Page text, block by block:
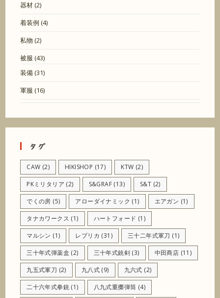
器材(2)
着装例 (4)
私物 (2)
被服 (43)
装備(31)
軍服 (16)
タグ
CAW (2) HIKISHOP (17) KTW (2)
PKミリタリア (2) S&GRAF (13) S&T (2)
でくの房 (5) アローダイナミック (1) エアガン (1)
タナカワークス (1) ハートフォード (1)
マルシン (1) レプリカ (31) 三十二年式軍刀 (1)
三十年式弾薬盒 (2) 三十年式銃剣 (3) 中田商店 (11)
九五式軍刀 (2) 九八式 (9) 九六式 (2)
二十六年式拳銃 (1) 八九式重擲弾筒 (4)